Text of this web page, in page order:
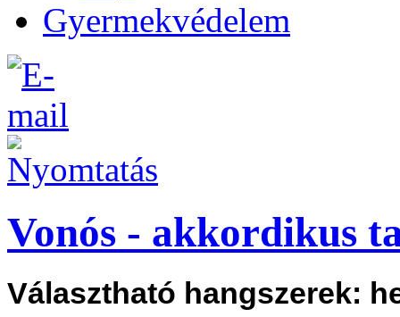
Gyermekvédelem
Vonós - akkordikus
Választható hangszerek: